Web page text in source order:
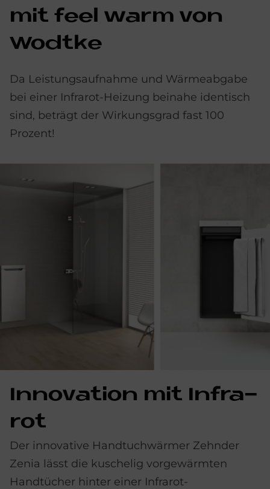
mit feel warm von
Wodtke
Da Leistungsaufnahme und Wärmeabgabe
bei einer Infrarot-Heizung beinahe identisch
sind, beträgt der Wirkungsgrad fast 100
Prozent!
In­no­va­ti­on mit In­fra­
rot
Der innovative Handtuchwärmer Zehnder
Zenia lässt die kuschelig vorgewärmten
Handtücher hinter einer Infrarot-